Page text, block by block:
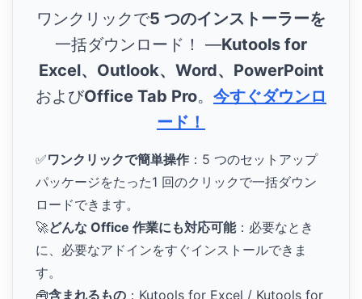
ワンクリックで5 つのインストーラーを
一括ダウンロード！ ―Kutools for
Excel、Outlook、Word、PowerPoint
およびOffice Tab Pro。 今すぐダウンロ
ード！
✅ワンクリックで簡単操作 ：5 つのセットアップ
パッケージをたった1 回のクリックで一括ダウン
ロードできます。
🚀どんな Office 作業にも対応可能：必要なとき
に、必要なアドインをすぐインストールできま
す。
🧰含まれるもの ：Kutools for Excel / Kutools for